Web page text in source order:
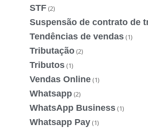
STF (2)
Suspensão de contrato de
Tendências de vendas (1)
Tributação (2)
Tributos (1)
Vendas Online (1)
Whatsapp (2)
WhatsApp Business (1)
Whatsapp Pay (1)